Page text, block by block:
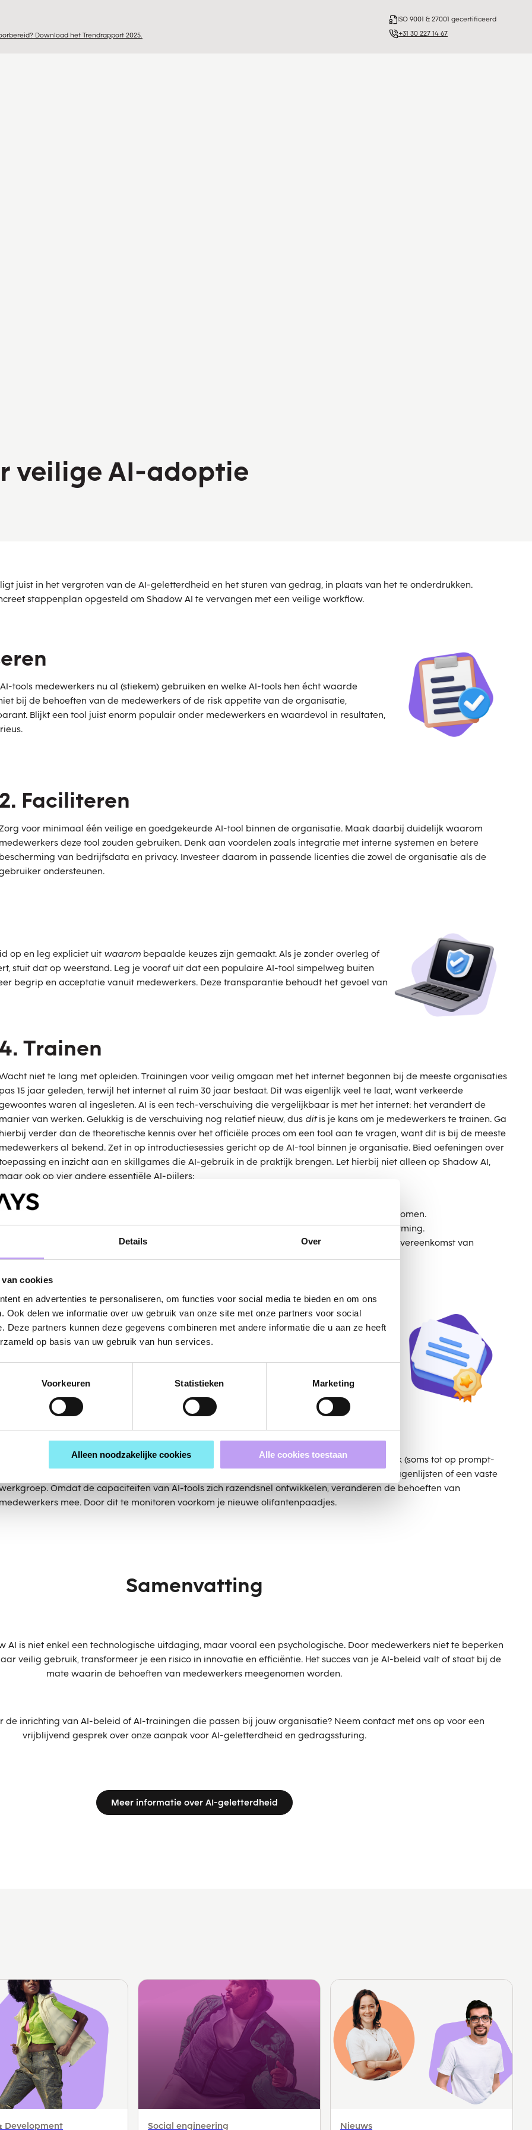
Details Over
cookies
en advertenties te personaliseren, om functies voor social media te bieden en om ons
Ook delen we informatie over uw gebruik van onze site met onze partners voor social
Deze partners kunnen deze gegevens combineren met andere informatie die u aan ze heeft
op basis van uw gebruik van hun services.
Voorkeuren Statistieken Marketing
Alleen noodzakelijke cookies Alle cookies toestaan
Download het Trendrapport 2025.
ISO 9001 & 27001 gecertificeerd
+31 30 227 14 67
veilige AI-adoptie
juist in het vergroten van de AI-geletterdheid en het sturen van gedrag, in plaats van het te onderdrukken.
stappenplan opgesteld om Shadow AI te vervangen met een veilige workflow.
tools medewerkers nu al (stiekem) gebruiken en welke AI-tools hen écht waarde
bij de behoeften van de medewerkers of de risk appetite van de organisatie,
Blijkt een tool juist enorm populair onder medewerkers en waardevol in resultaten,
2. Faciliteren
voor minimaal één veilige en goedgekeurde AI-tool binnen de organisatie. Maak daarbij duidelijk waarom
medewerkers deze tool zouden gebruiken. Denk aan voordelen zoals integratie met interne systemen en betere
bescherming van bedrijfsdata en privacy. Investeer daarom in passende licenties die zowel de organisatie als de
ondersteunen.
op en leg expliciet uit waarom bepaalde keuzes zijn gemaakt. Als je zonder overleg of
stuit dat op weerstand. Leg je vooraf uit dat een populaire AI-tool simpelweg buiten
begrip en acceptatie vanuit medewerkers. Deze transparantie behoudt het gevoel van
4. Trainen
niet te lang met opleiden. Trainingen voor veilig omgaan met het internet begonnen bij de meeste organisaties
pas 15 jaar geleden, terwijl het internet al ruim 30 jaar bestaat. Dit was eigenlijk veel te laat, want verkeerde
waren al ingesleten. AI is een tech-verschuiving die vergelijkbaar is met het internet: het verandert de
manier van werken. Gelukkig is de verschuiving nog relatief nieuw, dus ditis je kans om je medewerkers te trainen. Ga
hierbij verder dan de theoretische kennis over het officiële proces om een tool aan te vragen, want dit is bij de meeste
medewerkers al bekend. Zet in op introductiesessies gericht op de AI-tool binnen je organisatie. Bied oefeningen over
en inzicht aan en skillgames die AI-gebruik in de praktijk brengen. Let hierbij niet alleen op Shadow AI,
maar ook op vier andere essentiële AI-pijlers:
Betrouwbaarheid:
Leer effectief prompten aan om verspilling van tijd en middelen te voorkomen.
Verantwoordelijkheid:De mens blijft te allen tijde eindverantwoordelijk voor de besluitvorming.
Deel nooit persoonsgegevens of bedrijfsgeheimen en controleer de verwerkingsovereenkomst van
licenties.
rol van leidinggevenden en het security team is cruciaal. Managers moeten als
standaardwerkwijze is. Dit creëert psychologische duidelijkheid en vervangt de
niet mag, zonder de autonomie te beperken. Wees hierin consistent in alle lagen.
Monitoren
Houd de vinger aan de pols. Dit kan via technische monitoring software in het bedrijfsnetwerk (soms tot op prompt-
niveau), maar ook door simpelweg het gesprek aan te gaan via periodieke steekproeven, vragenlijsten of een vaste
Omdat de capaciteiten van AI-tools zich razendsnel ontwikkelen, veranderen de behoeften van
medewerkers mee. Door dit te monitoren voorkom je nieuwe olifantenpaadjes.
Samenvatting
AI is niet enkel een technologische uitdaging, maar vooral een psychologische. Door medewerkers niet te beperken
veilig gebruik, transformeer je een risico in innovatie en efficiëntie. Het succes van je AI-beleid valt of staat bij de
mate waarin de behoeften van medewerkers meegenomen worden.
de inrichting van AI-beleid of AI-trainingen die passen bij jouw organisatie? Neem contact met ons op voor een
vrijblijvend gesprek over onze aanpak voor AI-geletterdheid en gedragssturing.
Meer informatie over AI-geletterdheid
Development Social engineering Nieuws